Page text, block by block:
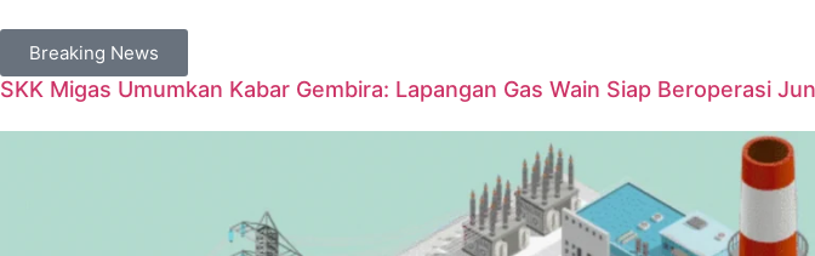
Breaking News
SKK Migas Umumkan Kabar Gembira: Lapangan Gas Wain Siap Beroperasi